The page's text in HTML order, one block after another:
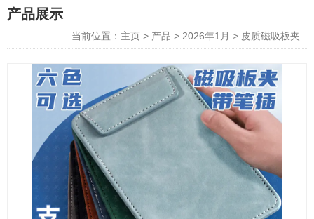
联系电话
http://xybp.tmall.com http://wzxybp.1688.com
产品展示
当前位置：主页 > 产品 > 2026年1月 > 皮质磁吸板夹